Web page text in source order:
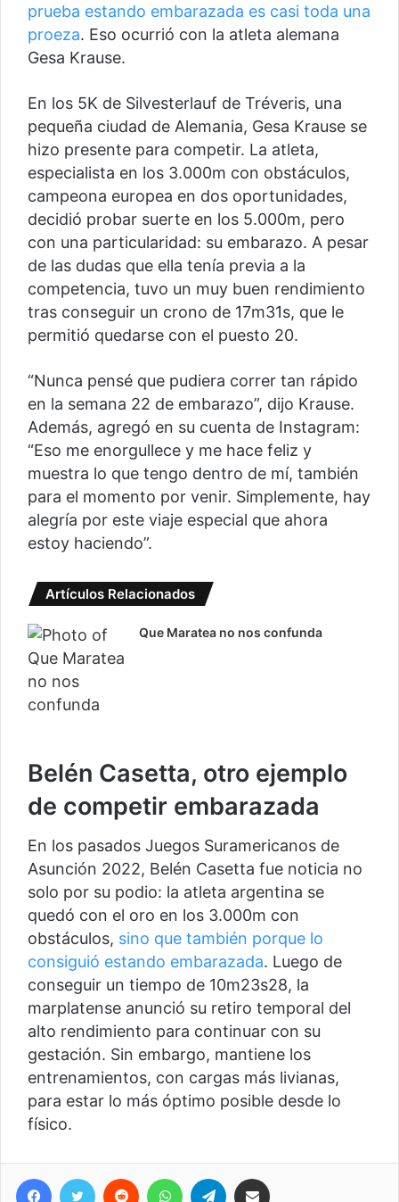
prueba estando embarazada es casi toda una
proeza. Eso ocurrió con la atleta alemana
Gesa Krause.
En los 5K de Silvesterlauf de Tréveris, una
pequeña ciudad de Alemania, Gesa Krause se
hizo presente para competir. La atleta,
especialista en los 3.000m con obstáculos,
campeona europea en dos oportunidades,
decidió probar suerte en los 5.000m, pero
con una particularidad: su embarazo. A pesar
de las dudas que ella tenía previa a la
competencia, tuvo un muy buen rendimiento
tras conseguir un crono de 17m31s, que le
permitió quedarse con el puesto 20.
“Nunca pensé que pudiera correr tan rápido
en la semana 22 de embarazo”, dijo Krause.
Además, agregó en su cuenta de Instagram:
“Eso me enorgullece y me hace feliz y
muestra lo que tengo dentro de mí, también
para el momento por venir. Simplemente, hay
alegría por este viaje especial que ahora
estoy haciendo”.
Artículos Relacionados
Que Maratea no nos confunda
Belén Casetta, otro ejemplo
de competir embarazada
En los pasados Juegos Suramericanos de
Asunción 2022, Belén Casetta fue noticia no
solo por su podio: la atleta argentina se
quedó con el oro en los 3.000m con
obstáculos, sino que también porque lo
consiguió estando embarazada. Luego de
conseguir un tiempo de 10m23s28, la
marplatense anunció su retiro temporal del
alto rendimiento para continuar con su
gestación. Sin embargo, mantiene los
entrenamientos, con cargas más livianas,
para estar lo más óptimo posible desde lo
físico.
Facebook
Twitter Reddit WhatsAppTelegram